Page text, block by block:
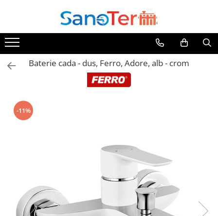
Toate Produsele
Obiecte Sanitare
Lavoare
Lavoare incastrabile
Lavoare sub blat
Vase wc suspendate
Vase wc statative
Baterie cada - dus, Ferro, Adore, alb - crom
-11%